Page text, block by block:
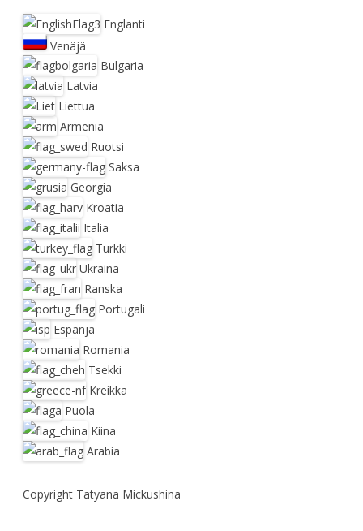
Englanti
Venäjä
Bulgaria
Latvia
Liettua
Armenia
Ruotsi
Saksa
Georgia
Kroatia
Italia
Turkki
Ukraina
Ranska
Portugali
Espanja
Romania
Tsekki
Kreikka
Puola
Kiina
Arabia
Copyright Tatyana Mickushina